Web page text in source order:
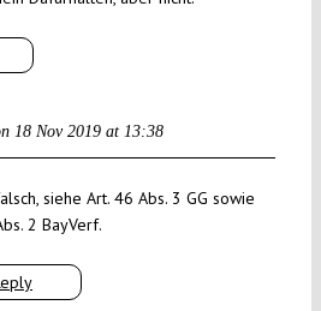
18 Nov 2019 at 13:38
siehe Art. 46 Abs. 3 GG sowie
2 BayVerf.